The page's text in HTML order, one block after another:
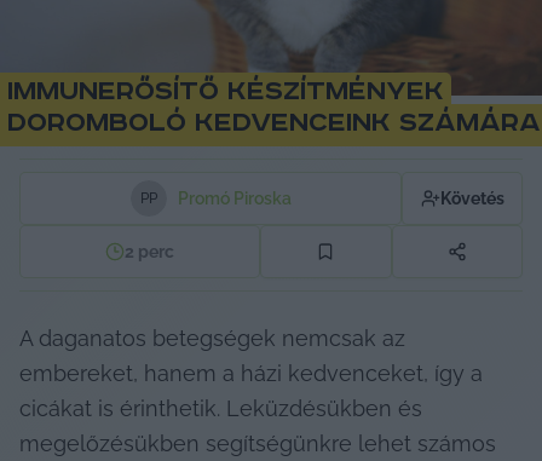
Immunerősítő készítmények
doromboló kedvenceink számára
PP Promó Piroska Követés
2 perc
A daganatos betegségek nemcsak az
embereket, hanem a házi kedvenceket, így a
cicákat is érinthetik. Leküzdésükben és
megelőzésükben segítségünkre lehet számos